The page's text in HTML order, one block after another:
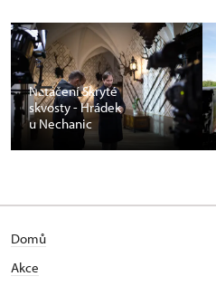
Natáčení Skryté
skvosty - Hrádek
u Nechanic
Domů
Akce